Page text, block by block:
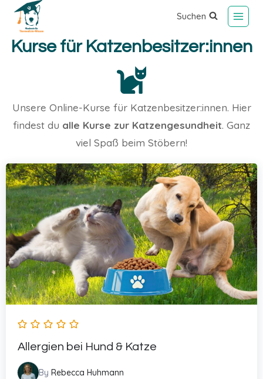
Suchen
Kurse für Katzenbesitzer:innen
Unsere Online-Kurse für Katzenbesitzer:innen. Hier
findest du alle Kurse zur Katzengesundheit. Ganz
viel Spaß beim Stöbern!
Allergien bei Hund & Katze
By Rebecca Huhmann